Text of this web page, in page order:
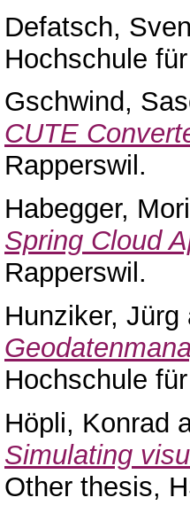
Defatsch, Sven
Hochschule
Gschwind,
CUTE
Rapperswil.
Habegger,
Spring Cloud
Rapperswil.
Hunziker, Jürg
Hochschule
Höpli, Konrad
Simulating
Other thesis,